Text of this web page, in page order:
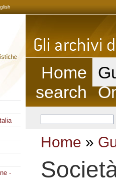
-
Home
search
Home »